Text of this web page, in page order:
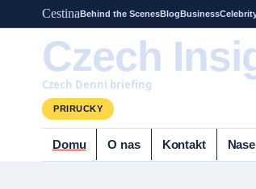
CestinaBehind the ScenesBlogBusiness
Czech
Czech Denni briefing
PRIRUCKY
Domu O nas Kontakt